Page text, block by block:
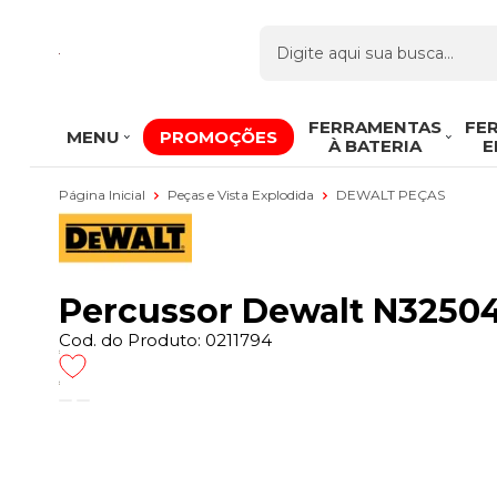
MENU PROMOÇÕES
FERRAMENTAS
À BATERIA
Página Inicial Peças e Vista Explodida DEWALT PEÇAS
Percussor Dewalt
Cod. do Produto: 0211794